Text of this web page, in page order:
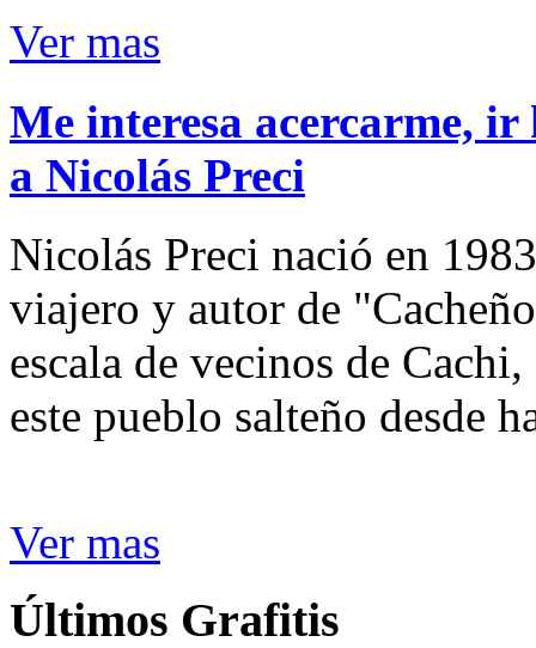
Ver mas
Me interesa acercarme,
a Nicolás Preci
Nicolás Preci nació en
viajero y autor de
escala de vecinos de
este pueblo salteño desde
Ver mas
Últimos Grafitis